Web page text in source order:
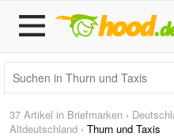
37 Artikel in Briefmarken ›
Altdeutschland › Thurn und Taxis